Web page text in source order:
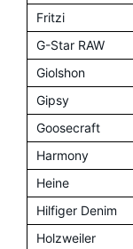
Fritzi
G-Star RAW
Giolshon
Gipsy
Goosecraft
Harmony
Heine
Hilfiger Denim
Holzweiler